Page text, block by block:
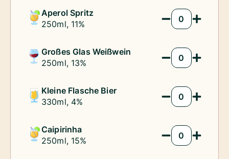
Aperol Spritz
250ml, 11%
Menge
Großes Glas Weißwein
250ml, 13%
Menge
Kleine Flasche Bier
330ml, 4%
Menge
Caipirinha
250ml, 15%
Menge